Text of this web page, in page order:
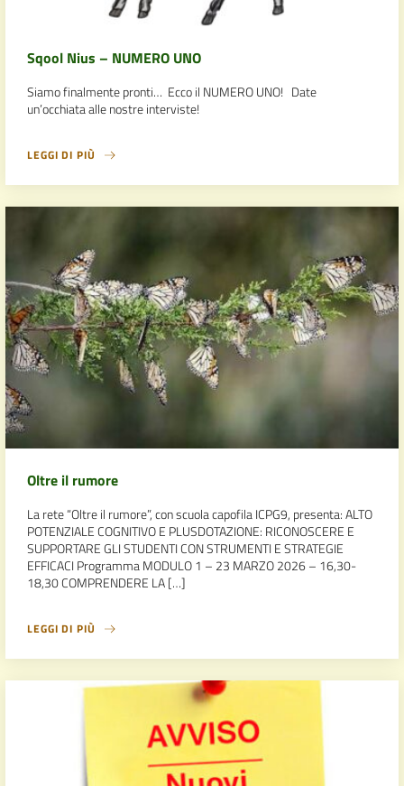
Sqool Nius – NUMERO UNO
Siamo finalmente pronti… Ecco il NUMERO UNO! Date
un’occhiata alle nostre interviste!
LEGGI DI PIÙ
Oltre il rumore
La rete “Oltre il rumore”, con scuola capofila ICPG9, presenta: ALTO
POTENZIALE COGNITIVO E PLUSDOTAZIONE: RICONOSCERE E
SUPPORTARE GLI STUDENTI CON STRUMENTI E STRATEGIE
EFFICACI Programma MODULO 1 – 23 MARZO 2026 – 16,30-
18,30 COMPRENDERE LA […]
LEGGI DI PIÙ